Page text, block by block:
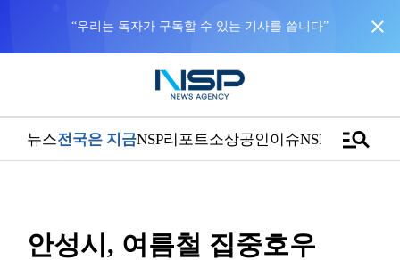
“우리는 독자가 구독할 수 있는 기사를 씁니다” close
뉴스전국은 지금NSP리포트소상공인이슈NSPTVmanage_search
안성시, 여름철 집중호우